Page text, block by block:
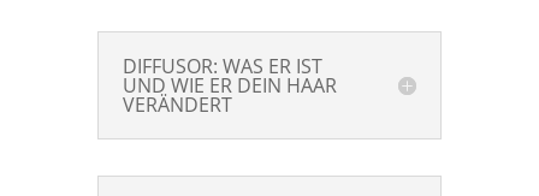
DIFFUSOR: WAS ER IST
UND WIE ER DEIN HAAR
VERÄNDERT